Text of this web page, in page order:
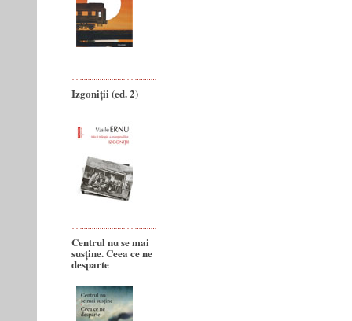
Izgoniții (ed. 2)
Centrul nu se mai
susține. Ceea ce ne
desparte